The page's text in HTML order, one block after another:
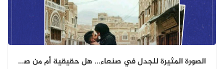
الصورة المثيرة للجدل في صنعاء... هل حقيقية أم من صنع الذكاء؟